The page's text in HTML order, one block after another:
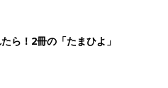
ら！2冊の「たまひよ」